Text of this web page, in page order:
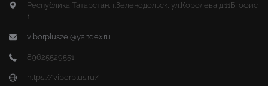
Республика Татарстан, г.Зеленодольск, ул.Королева д.11Б, офис
1
viborpluszel@yandex.ru
89625529551
https://viborplus.ru/